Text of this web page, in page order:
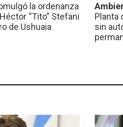
la ordenanza
“Tito” Stefani
de Ushuaia
Planta
sin